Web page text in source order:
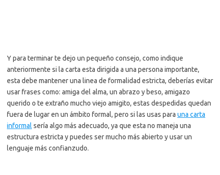
Y para terminar te dejo un pequeño consejo, como indique
anteriormente si la carta esta dirigida a una persona importante,
esta debe mantener una linea de formalidad estricta, deberías evitar
usar frases como: amiga del alma, un abrazo y beso, amigazo
querido o te extraño mucho viejo amigito, estas despedidas quedan
fuera de lugar en un ámbito formal, pero si las usas para una carta
informal sería algo más adecuado, ya que esta no maneja una
estructura estricta y puedes ser mucho más abierto y usar un
lenguaje más confianzudo.